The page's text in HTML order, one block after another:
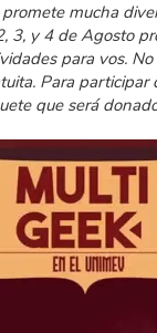
mucha
3, y 4 de Agosto
para vos.
Para participar
que será